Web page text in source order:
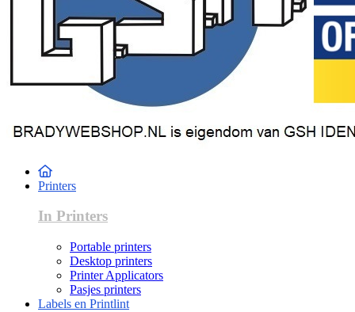
Printers
In Printers
Portable printers
Desktop printers
Printer Applicators
Pasjes printers
Labels en Printlint